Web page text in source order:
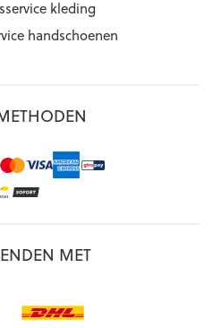
kleding
handschoenen
MET